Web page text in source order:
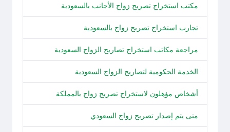
مكتب استخراج تصريح زواج الأجانب بالسعودية
تجارب استخراج تصريح زواج بالسعودية
مراجعة مكاتب استخراج تصاريح الزواج السعودية
الخدمة الحكومية لتصاريح الزواج السعودية
أشخاص مؤهلون لاستخراج تصريح زواج بالمملكة
متى يتم إصدار تصريح زواج السعودي